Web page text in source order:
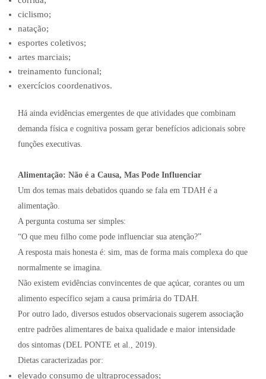
ciclismo;
natação;
esportes coletivos;
artes marciais;
treinamento funcional;
exercícios coordenativos.
Há ainda evidências emergentes de que atividades que combinam
demanda física e cognitiva possam gerar benefícios adicionais sobre
funções executivas.
Alimentação: Não é a Causa, Mas Pode Influenciar
Um dos temas mais debatidos quando se fala em TDAH é a
alimentação.
A pergunta costuma ser simples:
“O que meu filho come pode influenciar sua atenção?”
A resposta mais honesta é: sim, mas de forma mais complexa do que
normalmente se imagina.
Não existem evidências convincentes de que açúcar, corantes ou um
alimento específico sejam a causa primária do TDAH.
Por outro lado, diversos estudos observacionais sugerem associação
entre padrões alimentares de baixa qualidade e maior intensidade
dos sintomas (DEL PONTE et al., 2019).
Dietas caracterizadas por:
elevado consumo de ultraprocessados;